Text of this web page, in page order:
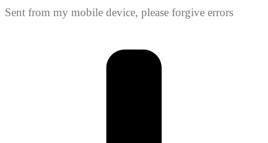
Sent from my mobile device, please forgive errors